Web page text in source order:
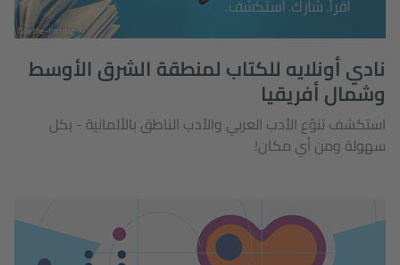
© Goethe-Institut
نادي أونلايه للكتاب لمنطقة الشرق الأوسط
وشمال أفريقيا
استكشف تنوّع الأدب العربي والأدب الناطق بالألمانية - بكل
سهولة ومن أي مكان!